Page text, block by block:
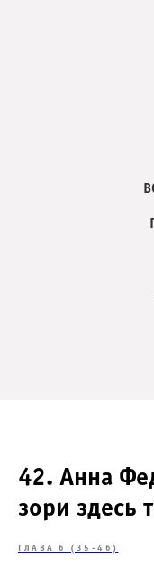
42. Анна
зори здесь
ГЛАВА 6 (35-46)